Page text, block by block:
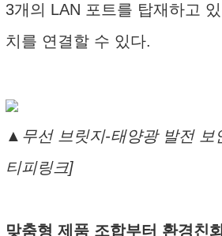
3개의 LAN 포트를 탑재하고
치를 연결할 수 있다.
▲무선 브릿지-태양광 발전 보
티피링크]
맞춤형 제품 조합부터 환경친